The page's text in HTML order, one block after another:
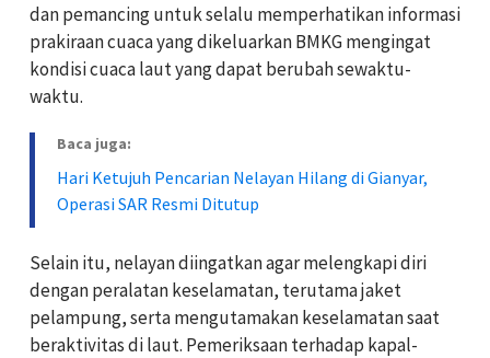
dan pemancing untuk selalu memperhatikan informasi
prakiraan cuaca yang dikeluarkan BMKG mengingat
kondisi cuaca laut yang dapat berubah sewaktu-
waktu.
Baca juga:
Hari Ketujuh Pencarian Nelayan Hilang di Gianyar,
Operasi SAR Resmi Ditutup
Selain itu, nelayan diingatkan agar melengkapi diri
dengan peralatan keselamatan, terutama jaket
pelampung, serta mengutamakan keselamatan saat
beraktivitas di laut. Pemeriksaan terhadap kapal-